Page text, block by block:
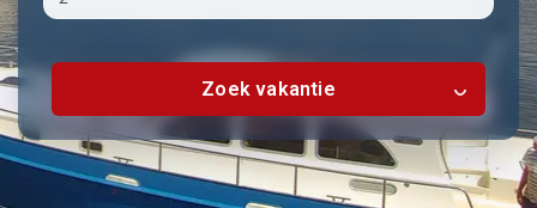
Zoek vakantie